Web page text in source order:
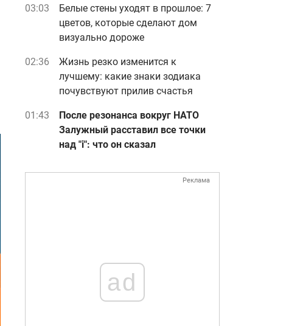
03:03
Белые стены уходят в прошлое: 7
цветов, которые сделают дом
визуально дороже
02:36
Жизнь резко изменится к
лучшему: какие знаки зодиака
почувствуют прилив счастья
01:43
После резонанса вокруг НАТО
Залужный расставил все точки
над "i": что он сказал
Реклама
ad